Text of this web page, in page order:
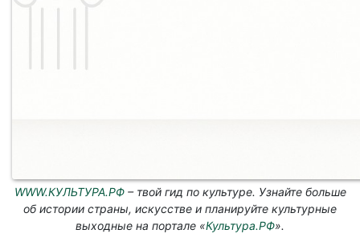
WWW.КУЛЬТУРА.РФ– твой гид по культуре. Узнайте больше
об истории страны, искусстве и планируйте культурные
выходные на портале «Культура.РФ».